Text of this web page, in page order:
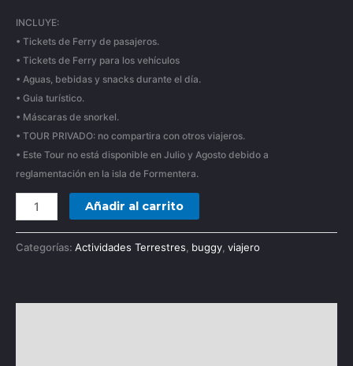
INCLUYE:
• Tickets de Ferry de pasajeros.
• Tickets de Ferry para los vehículos
• Aguas, bebidas y snacks durante el día.
• Guia turístico.
• Máscaras de snorkel.
• TOUR PRIVADO: no compartira con otros viajeros.
• Este Tour no está disponible en Julio y Agosto debido a
reglamentación en la isla de Formentera.
Añadir al carrito
Categorías: Actividades Terrestres, buggy, viajero